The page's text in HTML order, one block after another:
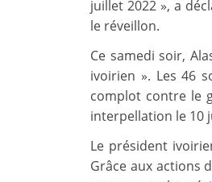
juillet 2022 », a
le réveillon.
Ce samedi soir,
ivoirien ». Les 46
complot contre le
interpellation le 10
Le président
Grâce aux actions